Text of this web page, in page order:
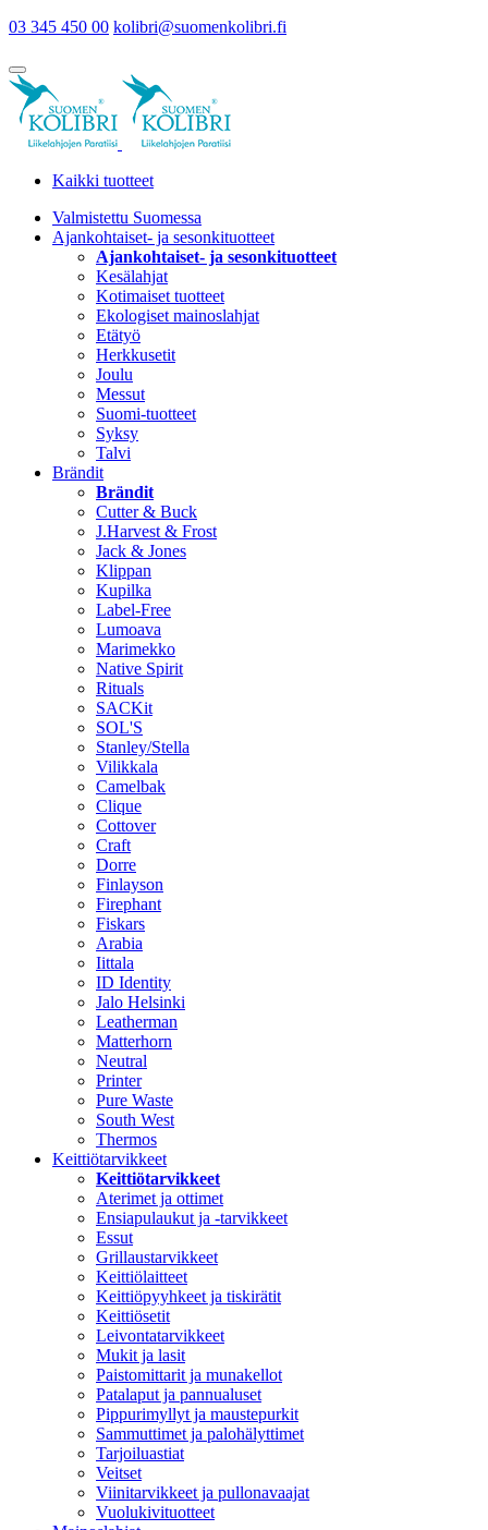
03 345 450 00 kolibri@suomenkolibri.fi
Kaikki tuotteet
Valmistettu Suomessa
Ajankohtaiset- ja sesonkituotteet
Ajankohtaiset- ja sesonkituotteet
Kesälahjat
Kotimaiset tuotteet
Ekologiset mainoslahjat
Etätyö
Herkkusetit
Joulu
Messut
Suomi-tuotteet
Syksy
Talvi
Brändit
Brändit
Cutter & Buck
J.Harvest & Frost
Jack & Jones
Klippan
Kupilka
Label-Free
Lumoava
Marimekko
Native Spirit
Rituals
SACKit
SOL'S
Stanley/Stella
Vilikkala
Camelbak
Clique
Cottover
Craft
Dorre
Finlayson
Firephant
Fiskars
Arabia
Iittala
ID Identity
Jalo Helsinki
Leatherman
Matterhorn
Neutral
Printer
Pure Waste
South West
Thermos
Keittiötarvikkeet
Keittiötarvikkeet
Aterimet ja ottimet
Ensiapulaukut ja -tarvikkeet
Essut
Grillaustarvikkeet
Keittiölaitteet
Keittiöpyyhkeet ja tiskirätit
Keittiösetit
Leivontatarvikkeet
Mukit ja lasit
Paistomittarit ja munakellot
Patalaput ja pannualuset
Pippurimyllyt ja maustepurkit
Sammuttimet ja palohälyttimet
Tarjoiluastiat
Veitset
Viinitarvikkeet ja pullonavaajat
Vuolukivituotteet